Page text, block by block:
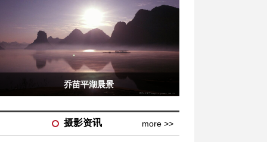
乔苗平湖晨景
more >>
摄影资讯